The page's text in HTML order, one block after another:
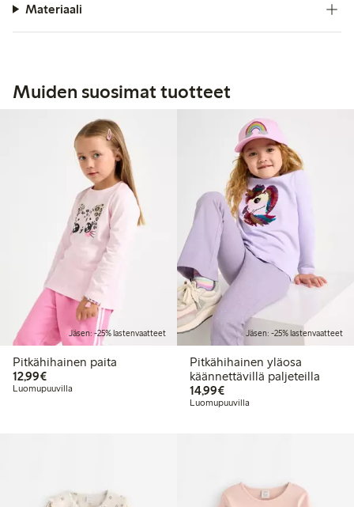
Materiaali
Muiden suosimat tuotteet
Jäsen: -25% lastenvaatteet
Pitkähihainen paita
12,99€12,99 €
Luomupuuvilla
Jäsen: -25% lastenvaatteet
Pitkähihainen yläosa
käännettävillä paljeteilla
14,99€14,99 €
Luomupuuvilla